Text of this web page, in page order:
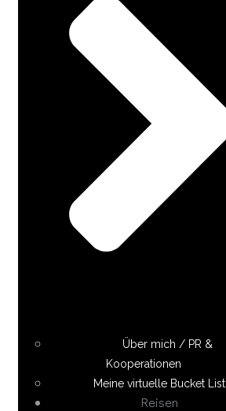
Über mich / PR &
Kooperationen
Meine virtuelle Bucket List
Reisen